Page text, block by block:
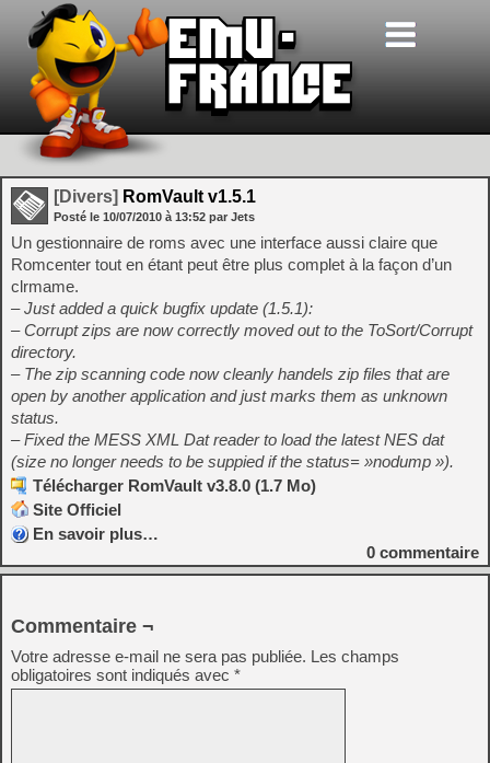
[Divers] RomVault v1.5.1
Posté le 10/07/2010 à 13:52 par Jets
Un gestionnaire de roms avec une interface aussi claire que
Romcenter tout en étant peut être plus complet à la façon d’un
clrmame.
– Just added a quick bugfix update (1.5.1):
– Corrupt zips are now correctly moved out to the ToSort/Corrupt
directory.
– The zip scanning code now cleanly handels zip files that are
open by another application and just marks them as unknown
status.
– Fixed the MESS XML Dat reader to load the latest NES dat
(size no longer needs to be suppied if the status= »nodump »).
Télécharger RomVault v3.8.0 (1.7 Mo)
Site Officiel
En savoir plus…
0 commentaire
Commentaire ¬
Votre adresse e-mail ne sera pas publiée. Les champs
obligatoires sont indiqués avec *